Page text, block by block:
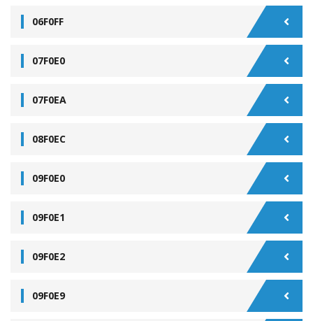
06F0FF
07F0E0
07F0EA
08F0EC
09F0E0
09F0E1
09F0E2
09F0E9